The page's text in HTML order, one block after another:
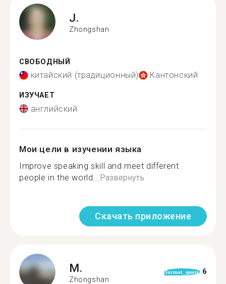
J.
Zhongshan
СВОБОДНЫЙ
китайский (традиционный) Кантонский
ИЗУЧАЕТ
английский
Мои цели в изучении языка
Improve speaking skill and meet different
people in the world... Развернуть
Скачать приложение
M.
Zhongshan
format_quote 6